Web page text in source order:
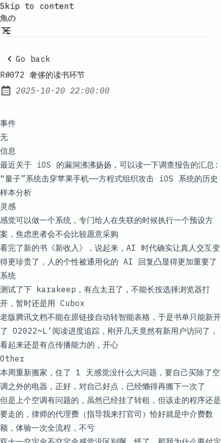
Skip to content
魚の
Go back
R#072 奢侈的读书环节
Posted on:
2025-10-20 22:00:00
事件
无
信息
最近关于 iOS 的漏洞沸沸扬扬，可以读一下调查报告的汇总:
“量子”系统击穿苹果手机——方程式组织攻击 iOS 系统的历史
样本分析
灵感
感觉可以做一个系统，专门给人在失联的时候执行一个预设方
案，焦虑患者会不会比较愿意采购
看完了新的书《新收入》，说起来，AI 时代确实让真人交互变
得更珍贵了，人的个性被通用化的 AI 回复凸显得更加重要了
系统
测试了下 karakeep，有点太丑了，不能长按选择浏览器打
开，暂时还是用 Cubox
老版腾讯文档不能在原链接自动转智能表格，于是书单只能新开
了 O2022~L’阅读进度追踪 ，刚开几天竟然有新用户访问了，
看起来还是有点传播能力的，开心
Other
本周重新搬家，住了 1 天感觉没什么大问题，要自己买除了空
调之外的电器，正好，对自己好点，已经懒得再搬下一次了
但是上个空调有问题的，虽然已经挂了转租，但该走的程序还是
要走的，律师的代理费（指导我来打官司）恰好就是中介费数
额，体验一次全流程，不亏